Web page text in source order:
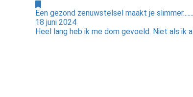
Een gezond zenuwstelsel maakt je
18 juni 2024
Heel lang heb ik me dom gevoeld. Niet als ik